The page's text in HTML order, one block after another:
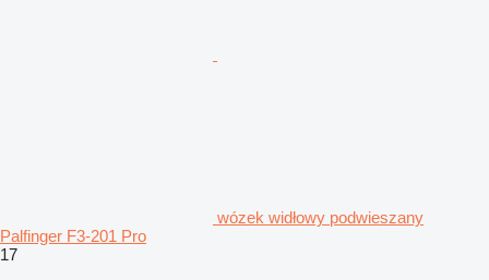
wózek widłowy podwieszany
Palfinger F3-201 Pro
17